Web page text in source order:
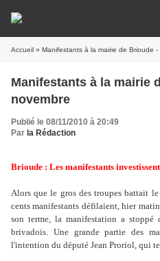
Accueil » Manifestants à la mairie de Brioude -
Manifestants à la mairie
novembre
Publié le 08/11/2010 à 20:49
Par la Rédaction
Brioude : Les manifestants
Alors que le gros des troupes battait
cents manifestants défilaient, hier
son terme, la manifestation a
brivadois. Une grande partie des
l'intention du député Jean Proriol, qui